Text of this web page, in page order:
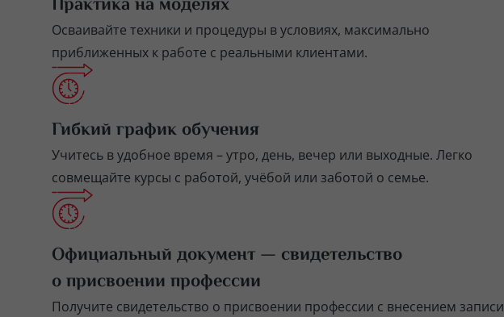
Осваивайте техники и процедуры в условиях, максимально
приближенных к работе с реальными клиентами.
Гибкий график обучения
Учитесь в удобное время – утро, день, вечер или выходные. Легко
совмещайте курсы с работой, учёбой или заботой о семье.
Официальный документ — свидетельство
о присвоении профессии
Получите свидетельство о присвоении профессии с внесением записи